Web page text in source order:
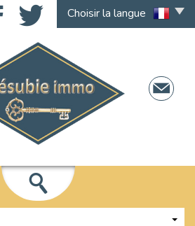
Choisir la langue